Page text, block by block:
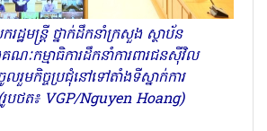
ដ្ឋមន្ត្រី ថ្នាក់ដឹកនាំក្រសួង ស្ថាប័ន
ណៈកម្មាធិការដឹកនាំការពារជនស៊ីវិល
រួមកិច្ចប្រជុំនៅទៅតាំងទីស្នាក់ការ
(រូបថត៖ VGP/Nguyen Hoang)